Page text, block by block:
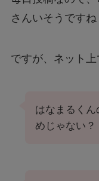
さんいそうですね
ですが、ネット上
はなまるく
めじゃない？